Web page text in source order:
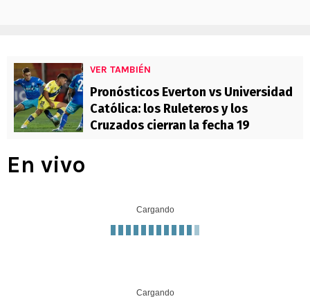
VER TAMBIÉN
Pronósticos Everton vs Universidad
Católica: los Ruleteros y los
Cruzados cierran la fecha 19
En vivo
Cargando
Cargando